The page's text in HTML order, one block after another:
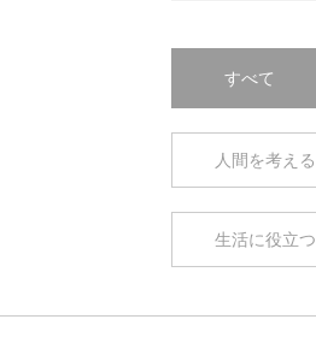
すべて
人間を考える
生活に役立つ